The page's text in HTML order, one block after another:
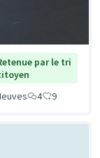
par le tri
4 9